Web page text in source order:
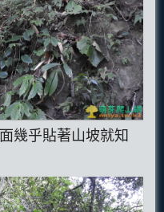
幾乎貼著山坡就知